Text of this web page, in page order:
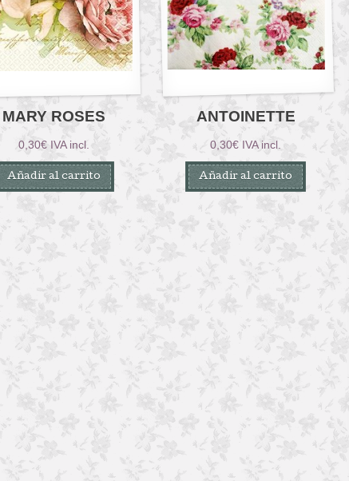
MARY ROSES
0,30€ IVA incl.
Añadir al carrito
ANTOINETTE
0,30€ IVA incl.
Añadir al carrito